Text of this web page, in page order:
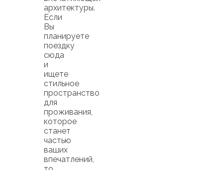
архитектуры.
Если
Вы
планируете
поездку
сюда
и
ищете
стильное
пространство
для
проживания,
которое
станет
частью
ваших
впечатлений,